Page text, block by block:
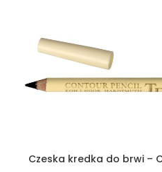
Czeska kredka do brwi –